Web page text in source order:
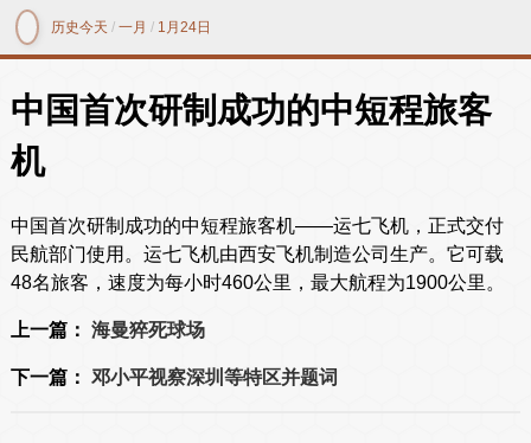
历史今天 /一月 / 1月24日
中国首次研制成功的中短程旅客
机
中国首次研制成功的中短程旅客机——运七飞机，正式交付
民航部门使用。运七飞机由西安飞机制造公司生产。它可载
48名旅客，速度为每小时460公里，最大航程为1900公里。
上一篇： 海曼猝死球场
下一篇： 邓小平视察深圳等特区并题词